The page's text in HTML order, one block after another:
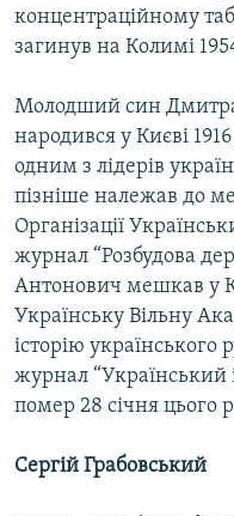
концентраційному
загинув на Колимі
Молодший син
народився у Києві
одним з лідерів
пізніше належав до
Організації
журнал “Розбудова
Антонович мешкав у
Українську Вільну
історію українського
журнал “Український
помер 28 січня цього
Сергій Грабовський